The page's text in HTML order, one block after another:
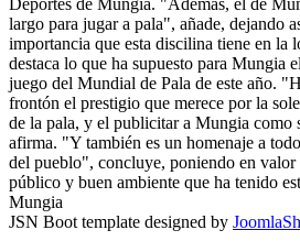
Deportes de Mungia. "Además, el de
largo para jugar a pala", añade, dejando
importancia que esta discilina tiene en la
destaca lo que ha supuesto para Mungia
juego del Mundial de Pala de este año.
frontón el prestigio que merece por la
de la pala, y el publicitar a Mungia como
afirma. "Y también es un homenaje a
del pueblo", concluye, poniendo en
público y buen ambiente que ha tenido
Mungia
JSN Boot template designed by